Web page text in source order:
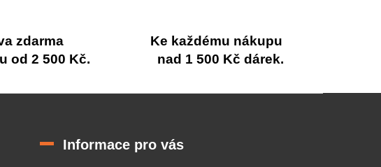
y
v
i
zdarma
od 2 500 Kč.
Ke každému nákupu
nad 1 500 Kč dárek.
Informace pro vás